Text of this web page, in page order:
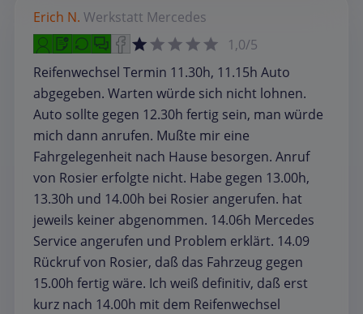
Erich N. Werkstatt Mercedes
1,0/5
Reifenwechsel Termin 11.30h, 11.15h Auto
abgegeben. Warten würde sich nicht lohnen.
Auto sollte gegen 12.30h fertig sein, man würde
mich dann anrufen. Mußte mir eine
Fahrgelegenheit nach Hause besorgen. Anruf
von Rosier erfolgte nicht. Habe gegen 13.00h,
13.30h und 14.00h bei Rosier angerufen. hat
jeweils keiner abgenommen. 14.06h Mercedes
Service angerufen und Problem erklärt. 14.09
Rückruf von Rosier, daß das Fahrzeug gegen
15.00h fertig wäre. Ich weiß definitiv, daß erst
kurz nach 14.00h mit dem Reifenwechsel